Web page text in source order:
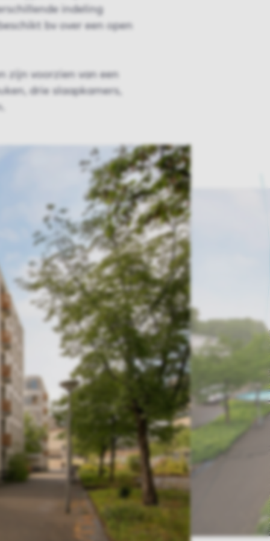
indeling
bv over een open
zijn voorzien van een
drie slaapkamers,